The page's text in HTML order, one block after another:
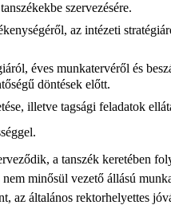
szervezésére.
az intézeti
éves munkatervéről és
döntések előtt.
illetve tagsági feladatok
a tanszék keretében
minősül vezető állású
az általános rektorhelyettes